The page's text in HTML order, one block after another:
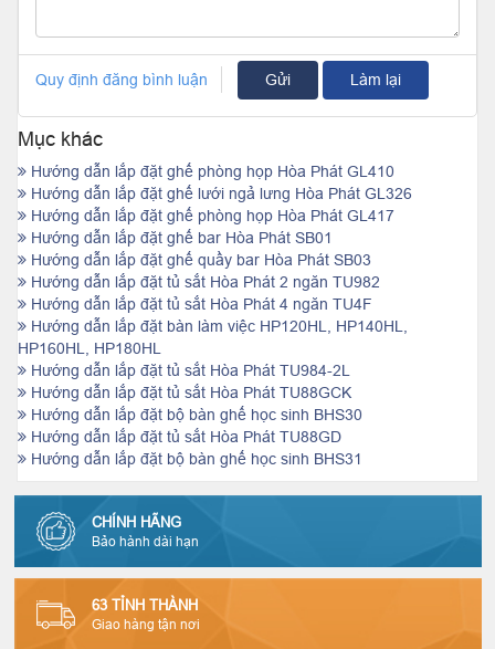
Quy định đăng bình luận Gửi Làm lại
Mục khác
Hướng dẫn lắp đặt ghế phòng họp Hòa Phát GL410
Hướng dẫn lắp đặt ghế lưới ngả lưng Hòa Phát GL326
Hướng dẫn lắp đặt ghế phòng họp Hòa Phát GL417
Hướng dẫn lắp đặt ghế bar Hòa Phát SB01
Hướng dẫn lắp đặt ghế quầy bar Hòa Phát SB03
Hướng dẫn lắp đặt tủ sắt Hòa Phát 2 ngăn TU982
Hướng dẫn lắp đặt tủ sắt Hòa Phát 4 ngăn TU4F
Hướng dẫn lắp đặt bàn làm việc HP120HL, HP140HL,
HP160HL, HP180HL
Hướng dẫn lắp đặt tủ sắt Hòa Phát TU984-2L
Hướng dẫn lắp đặt tủ sắt Hòa Phát TU88GCK
Hướng dẫn lắp đặt bộ bàn ghế học sinh BHS30
Hướng dẫn lắp đặt tủ sắt Hòa Phát TU88GD
Hướng dẫn lắp đặt bộ bàn ghế học sinh BHS31
CHÍNH HÃNG
Bảo hành dài hạn
63 TỈNH THÀNH
Giao hàng tận nơi